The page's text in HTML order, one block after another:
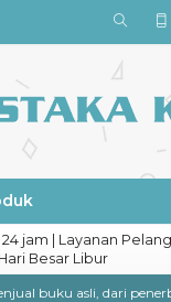
jam | Layanan
Besar Libur
buku asli, dari